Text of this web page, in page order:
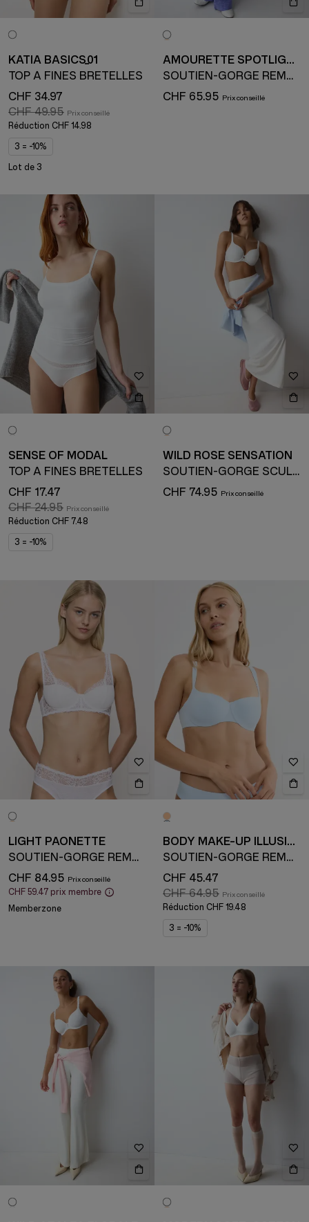
KATIA BASICS_01
TOP À FINES BRETELLES
CHF 34.97
CHF 49.95
Réduction CHF 14.98
3 = -10%
Lot de 3
AMOURETTE SPOTLIGHT
SOUTIEN-GORGE REMBOURRÉ AVEC ARMATURE
CHF 65.95
SENSE OF MODAL
TOP À FINES BRETELLES
CHF 17.47
CHF 24.95
Réduction CHF 7.48
3 = -10%
WILD ROSE SENSATION
SOUTIEN-GORGE SCULPTANT
CHF 74.95
LIGHT PAONETTE
SOUTIEN-GORGE REMBOURRÉ AVEC ARMATURE
CHF 84.95
CHF 59.47 prix membre
Memberzone
BODY MAKE-UP ILLUSION
SOUTIEN-GORGE REMBOURRÉ AVEC ARMATURE
CHF 45.47
CHF 64.95
Réduction CHF 19.48
3 = -10%